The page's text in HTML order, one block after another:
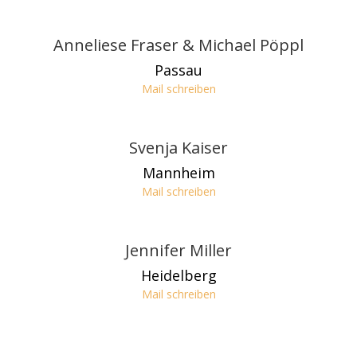
Anneliese Fraser & Michael Pöppl
Passau
Mail schreiben
Svenja Kaiser
Mannheim
Mail schreiben
Jennifer Miller
Heidelberg
Mail schreiben